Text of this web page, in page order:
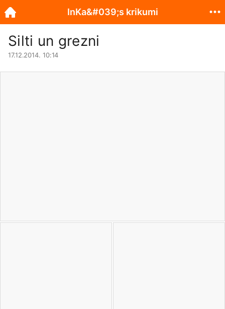
Silti un grezni
17.12.2014. 10:14
InKa&#039;s krikumi